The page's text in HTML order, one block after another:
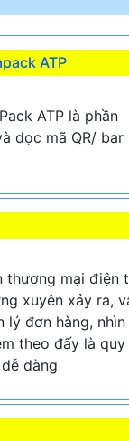
ATP
ATP là phần
dọc mã QR/ bar
thương mại điện
xuyên xảy ra,
lý đơn hàng, nhìn
theo đấy là quy
dàng